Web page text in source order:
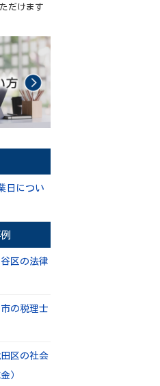
だけます
日につい
区の法律
の税理士
区の社会
）